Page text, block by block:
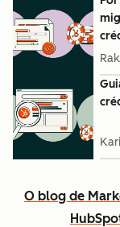
O blog de